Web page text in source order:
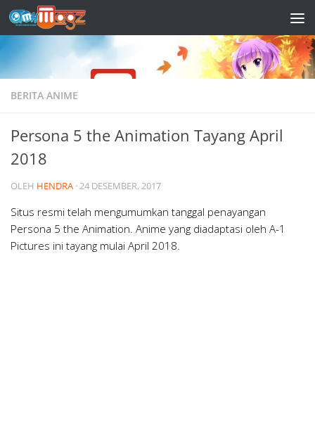
Skip to content
BERITA ANIME
Persona 5 the Animation Tayang April
2018
OLEH HENDRA ·24 DESEMBER, 2017
Situs resmi telah mengumumkan tanggal penayangan
Persona 5 the Animation. Anime yang diadaptasi oleh A-1
Pictures ini tayang mulai April 2018.